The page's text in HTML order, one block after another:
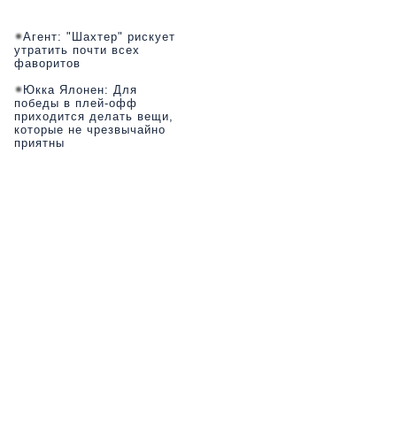
Агент: "Шахтер" рискует
утратить почти всех
фаворитов
Юкка Ялонен: Для
победы в плей-офф
приходится делать вещи,
которые не чрезвычайно
приятны